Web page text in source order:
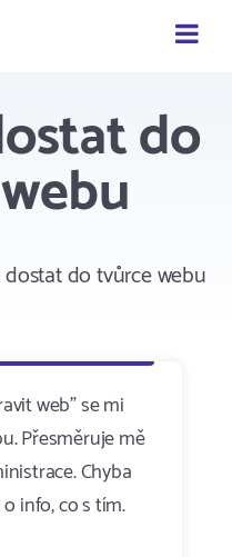
do
do tvůrce webu
web" se mi
Přesměruje mě
Chyba
info, co s tím.